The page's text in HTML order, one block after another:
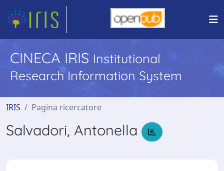
CINECA IRIS Institutional
Research Information System
IRIS Pagina ricercatore
Salvadori, Antonella